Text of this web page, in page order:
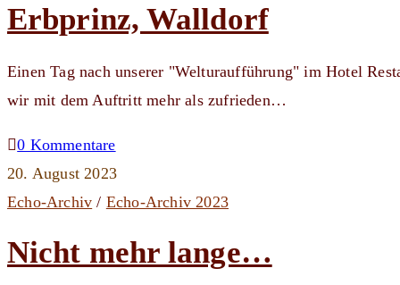
Erbprinz, Walldorf
Einen Tag nach unserer "Welturaufführung" im Hotel
wir mit dem Auftritt mehr als zufrieden…
0 Kommentare
20. August 2023
Echo-Archiv / Echo-Archiv 2023
Nicht mehr lange…